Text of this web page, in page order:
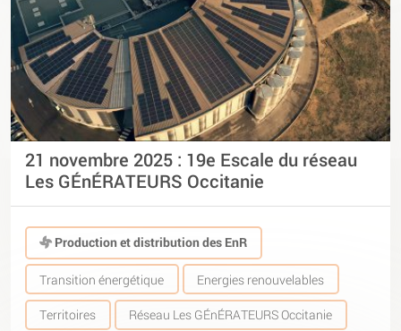
21 novembre 2025 : 19e Escale du réseau
Les GÉnÉRATEURS Occitanie
Production et distribution des EnR
Transition énergétique Energies renouvelables
Territoires Réseau Les GÉnÉRATEURS Occitanie